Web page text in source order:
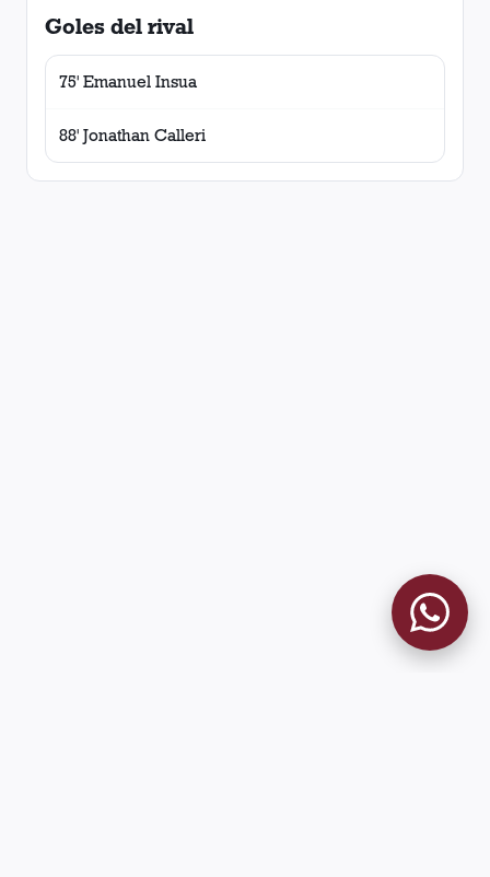
Goles del rival
75' Emanuel Insua
88' Jonathan Calleri